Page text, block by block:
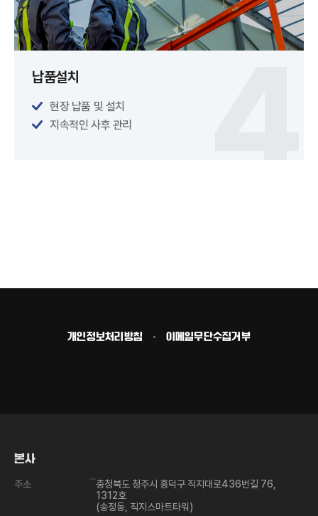
납품설치
현장 납품 및 설치
지속적인 사후 관리
개인정보처리방침 이메일무단수집거부
본사
주소
충청북도 청주시 흥덕구 직지대로436번길 76,
1312호
(송정동, 직지스마트타워)